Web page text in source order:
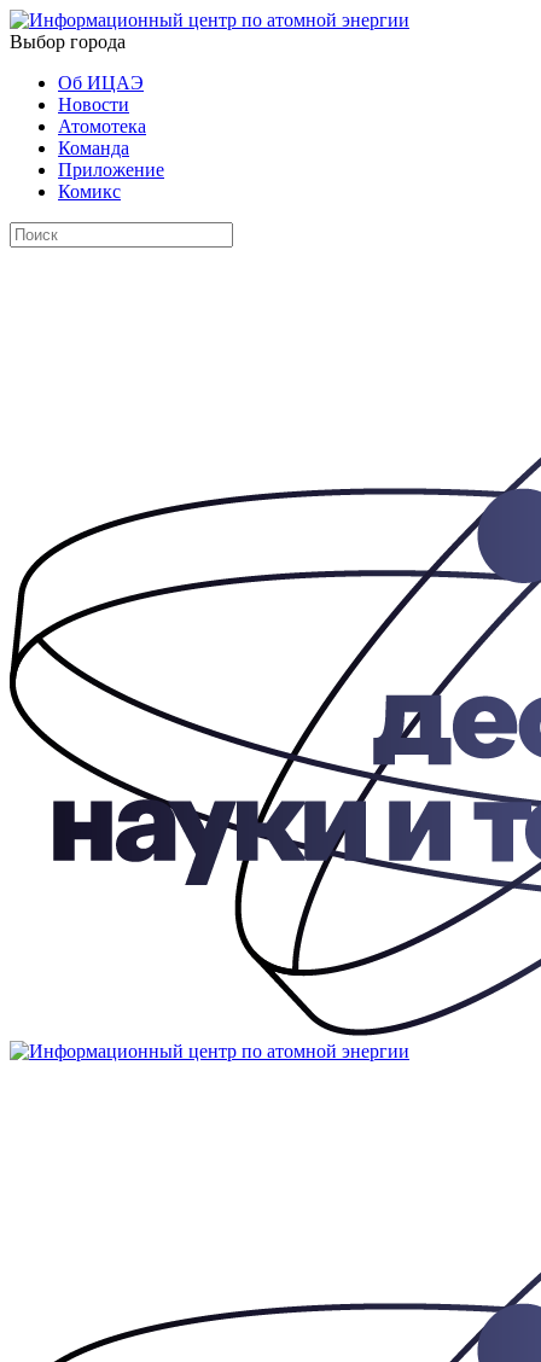
Выбор города
Об ИЦАЭ
Новости
Атомотека
Команда
Приложение
Комикс